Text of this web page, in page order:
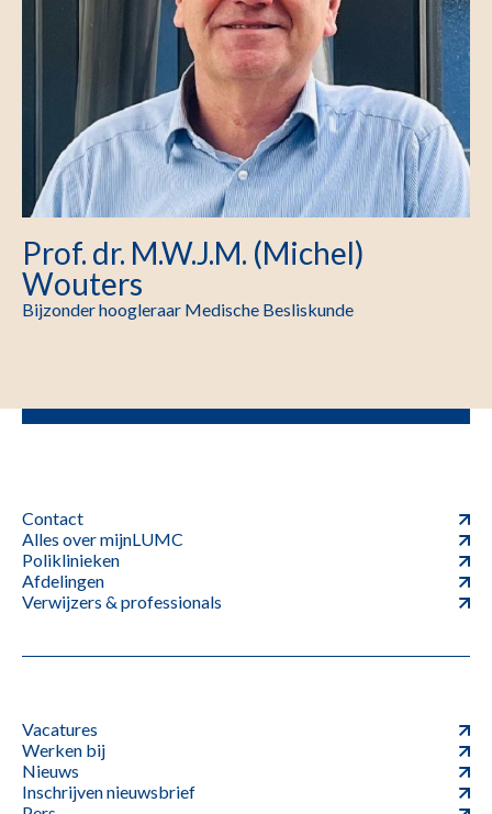
Prof. dr. M.W.J.M. (Michel)
Wouters
Bijzonder hoogleraar Medische Besliskunde
Contact
Alles over mijnLUMC
Poliklinieken
Afdelingen
Verwijzers & professionals
Vacatures
Werken bij
Nieuws
Inschrijven nieuwsbrief